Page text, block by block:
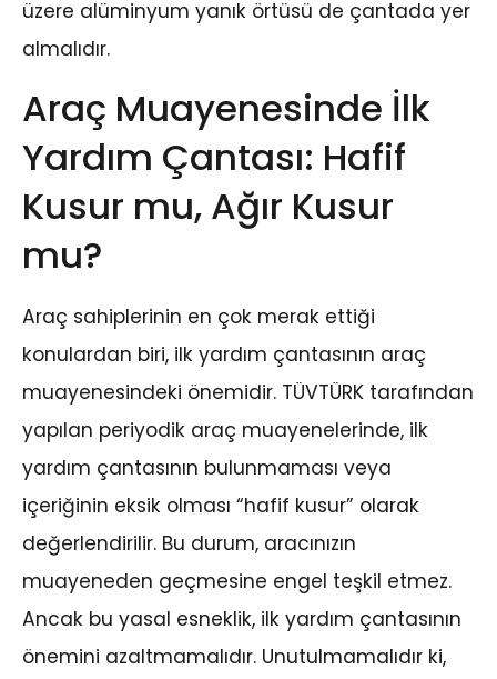
üzere alüminyum yanık örtüsü de çantada yer
almalıdır.
Araç Muayenesinde İlk
Yardım Çantası: Hafif
Kusur mu, Ağır Kusur
mu?
Araç sahiplerinin en çok merak ettiği
konulardan biri, ilk yardım çantasının araç
muayenesindeki önemidir. TÜVTÜRK tarafından
yapılan periyodik araç muayenelerinde, ilk
yardım çantasının bulunmaması veya
içeriğinin eksik olması “hafif kusur” olarak
değerlendirilir. Bu durum, aracınızın
muayeneden geçmesine engel teşkil etmez.
Ancak bu yasal esneklik, ilk yardım çantasının
önemini azaltmamalıdır. Unutulmamalıdır ki,